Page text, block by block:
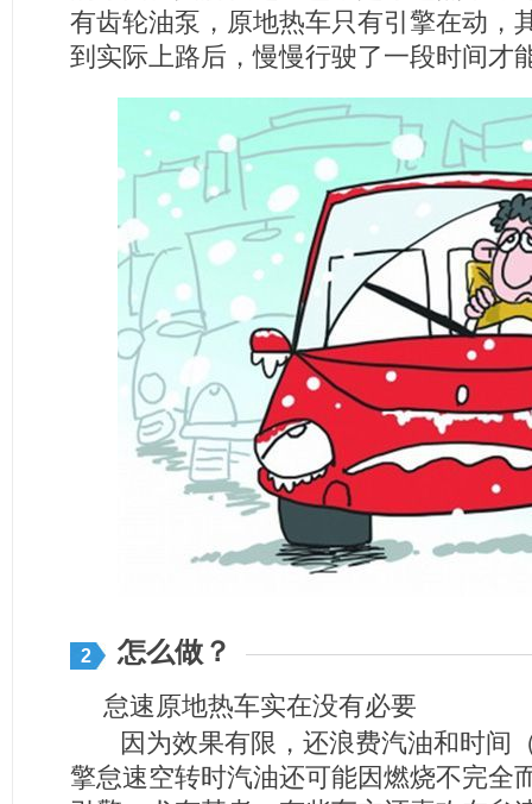
有齿轮油泵，原地热车只有引擎在动，
到实际上路后，慢慢行驶了一段时间才
2 怎么做？
怠速原地热车实在没有必要
因为效果有限，还浪费汽油和时间
擎怠速空转时汽油还可能因燃烧不完全